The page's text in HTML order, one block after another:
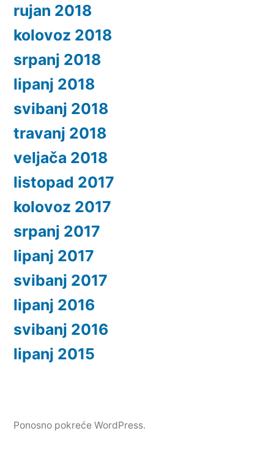
rujan 2018
kolovoz 2018
srpanj 2018
lipanj 2018
svibanj 2018
travanj 2018
veljača 2018
listopad 2017
kolovoz 2017
srpanj 2017
lipanj 2017
svibanj 2017
lipanj 2016
svibanj 2016
lipanj 2015
Ponosno pokreće WordPress.